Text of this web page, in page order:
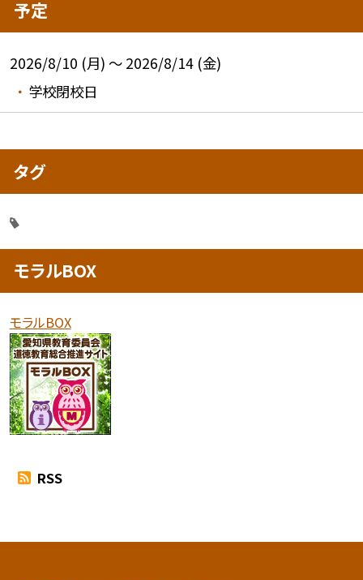
予定
2026/8/10 (月) ～ 2026/8/14 (金)
学校閉校日
タグ
モラルBOX
モラルBOX
RSS